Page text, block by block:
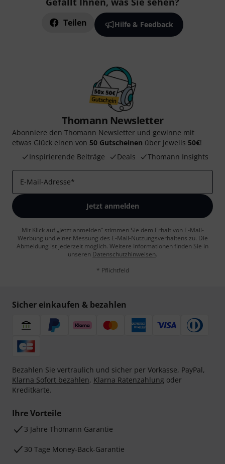
Teilen Hilfe & Feedback
Thomann Newsletter
Abonniere den Thomann Newsletter und gewinne mit
etwas Glück einen von 50 Gutscheinen über jeweils 50€!
Inspirierende Beiträge
Deals Thomann Insights
E-Mail-Adresse*
Jetzt anmelden
Mit Klick auf „Jetzt anmelden“ stimmen Sie dem Erhalt von E-Mail-
Werbung und einer Messung des E-Mail-Nutzungsverhaltens zu. Die
Abmeldung ist jederzeit möglich. Weitere Informationen finden Sie in
unseren Datenschutzhinweisen.
* Pflichtfeld
Sicher einkaufen & bezahlen
Bezahlen Sie vertraulich und sicher per Vorkasse, PayPal,
Klarna Sofort bezahlen, Klarna Ratenzahlung oder
Kreditkarte.
Ihre Vorteile
3 Jahre Thomann Garantie
30 Tage Money-Back-Garantie